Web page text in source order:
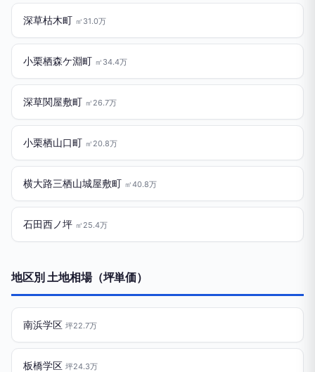
深草枯木町 ㎡31.0万
小栗栖森ケ淵町 ㎡34.4万
深草関屋敷町 ㎡26.7万
小栗栖山口町 ㎡20.8万
横大路三栖山城屋敷町 ㎡40.8万
石田西ノ坪 ㎡25.4万
地区別 土地相場（坪単価）
南浜学区 坪22.7万
板橋学区 坪24.3万